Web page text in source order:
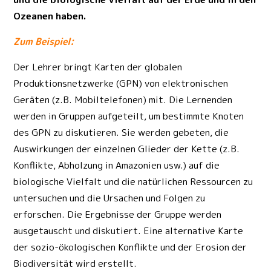
Ozeanen haben.
Zum Beispiel:
Der Lehrer bringt Karten der globalen
Produktionsnetzwerke (GPN) von elektronischen
Geräten (z.B. Mobiltelefonen) mit. Die Lernenden
werden in Gruppen aufgeteilt, um bestimmte Knoten
des GPN zu diskutieren. Sie werden gebeten, die
Auswirkungen der einzelnen Glieder der Kette (z.B.
Konflikte, Abholzung in Amazonien usw.) auf die
biologische Vielfalt und die natürlichen Ressourcen zu
untersuchen und die Ursachen und Folgen zu
erforschen. Die Ergebnisse der Gruppe werden
ausgetauscht und diskutiert. Eine alternative Karte
der sozio-ökologischen Konflikte und der Erosion der
Biodiversität wird erstellt.